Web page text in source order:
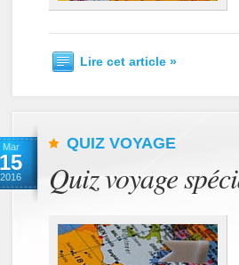
Lire cet article »
Mar
15
2016
QUIZ VOYAGE
Quiz voyage